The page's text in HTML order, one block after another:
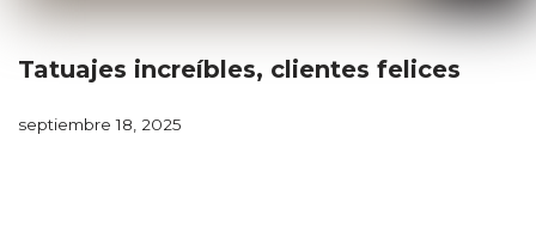
Tatuajes increíbles, clientes felices
septiembre 18, 2025